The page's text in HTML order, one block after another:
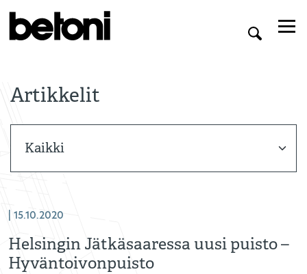
Artikkelit
| 15.10.2020
Helsingin Jätkäsaaressa uusi puisto –
Hyväntoivonpuisto